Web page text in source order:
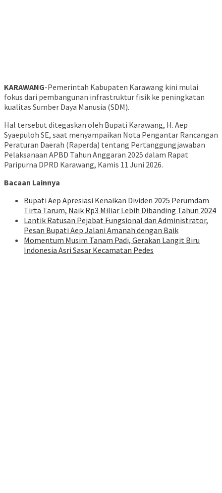
KARAWANG-Pemerintah Kabupaten Karawang kini mulai
fokus dari pembangunan infrastruktur fisik ke peningkatan
kualitas Sumber Daya Manusia (SDM).
Hal tersebut ditegaskan oleh Bupati Karawang, H. Aep
Syaepuloh SE, saat menyampaikan Nota Pengantar Rancangan
Peraturan Daerah (Raperda) tentang Pertanggungjawaban
Pelaksanaan APBD Tahun Anggaran 2025 dalam Rapat
Paripurna DPRD Karawang, Kamis 11 Juni 2026.
Bacaan Lainnya
Bupati Aep Apresiasi Kenaikan Dividen 2025 Perumdam
Tirta Tarum, Naik Rp3 Miliar Lebih Dibanding Tahun 2024
Lantik Ratusan Pejabat Fungsional dan Administrator,
Pesan Bupati Aep Jalani Amanah dengan Baik
Momentum Musim Tanam Padi, Gerakan Langit Biru
Indonesia Asri Sasar Kecamatan Pedes